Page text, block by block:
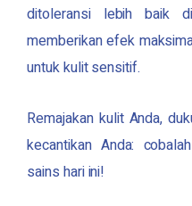
ditoleransi lebih baik
memberikan efek
untuk kulit sensitif.
Remajakan kulit Anda,
kecantikan Anda:
sains hari ini!